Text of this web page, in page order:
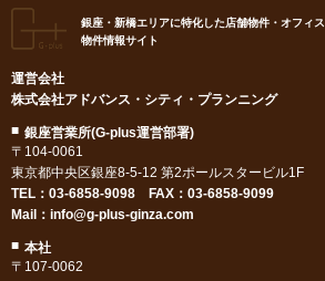
銀座・新橋エリアに特化した店舗物件・オフィス
物件情報サイト
運営会社
株式会社アドバンス・シティ・プランニング
銀座営業所(G-plus運営部署)
〒104-0061
東京都中央区銀座8-5-12 第2ポールスタービル1F
TEL： 03-6858-9098 FAX：03-6858-9099
Mail： info@g-plus-ginza.com
本社
〒107-0062